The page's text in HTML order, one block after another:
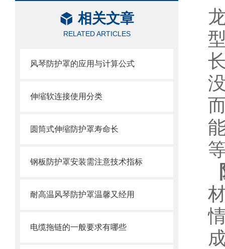
相关文章
RELATED ARTICLES
风琴防护罩的应用与计算公式
伸缩软连接使用分类
圆筒式伸缩防护罩寿命长
钢板防护罩安装需注意技术指标
耐高温风琴防护罩温馨又经用
电缆拖链的一般要求有哪些